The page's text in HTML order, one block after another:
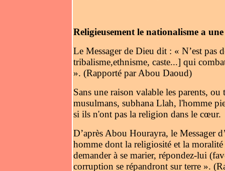
Religieusement le nationalisme a
Le Messager de Dieu dit : « N’est pas
tribalisme,ethnisme, caste...] qui
». (Rapporté par Abou Daoud)
Sans une raison valable les parents,
musulmans, subhana Llah, l'homme
si ils n'ont pas la religion dans le cœur.
D’après Abou Hourayra, le Messager
homme dont la religiosité et la moralité
demander à se marier, répondez-lui
corruption se répandront sur terre ».